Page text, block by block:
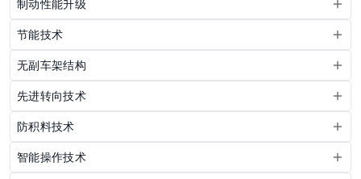
制动性能升级
节能技术
无副车架结构
先进转向技术
防积料技术
智能操作技术